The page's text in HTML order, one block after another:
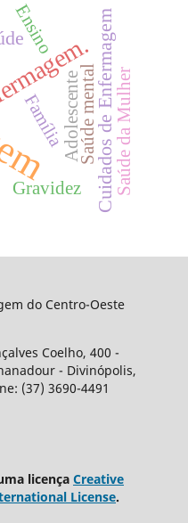
Cuidados de Enfermagem
Adolescente
Família
Ensino
Saúde mental Saúde da Mulher
Gravidez
do Centro-Oeste
Coelho, 400 -
- Divinópolis,
(37) 3690-4491
licença Creative
License.